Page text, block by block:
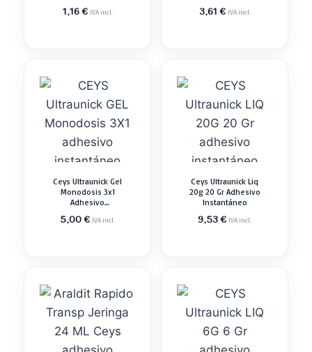
1,16€ IVA incl. 3,61€ IVA incl.
Ceys Ultraunick Gel
Monodosis 3x1
Adhesivo
5,00€ IVA incl.
Ceys Ultraunick Liq
20g 20 Gr Adhesivo
Instantáneo
9,53€ IVA incl.